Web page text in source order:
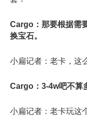
Cargo：那要根据需
换宝石。
小扁记者：老卡，这
Cargo：3-4w吧不算
小扁记者：老卡玩这